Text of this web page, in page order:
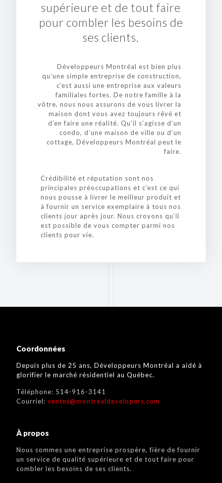
supérieure et de tout faire
pour combler les besoins de
ses clients.
Développeurs Montréal est bien plus
qu’une simple entreprise de construction,
c’est aussi une entreprise aux valeurs
familiales fortes. De notre famille à la
vôtre, nous nous assurons de vous livrer la
maison dont vous avez toujours rêvé et
d’en faire une réalité. Qu’il s’agisse d’un
condo, d’une maison de ville ou d’un
cottage, Développeurs Montréal peut le
faire.
Crédibilité et réputation sont nos
principales préoccupations et c’est ce qui
nous pousse à livrer le meilleur produit et
à fournir un service exemplaire à tous nos
clients jour après jour. Nous croyons qu’il
est possible de vous compter parmi nos
clients pour vie.
Coordonnées
Depuis plus de 25 ans, Développeurs Montréal a aidé à
glorifier le marché résidentiel au Québec.
Téléphone: 514-916-3141
Courriel: ventes@montrealdevelopers.com
À propos
Nous sommes une entreprise prospère, fière de fournir
un service de qualité supérieure et de tout faire pour
combler les besoins de ses clients.